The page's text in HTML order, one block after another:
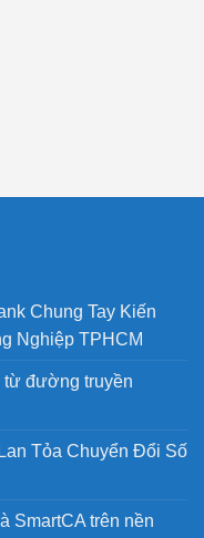
Chung Tay Kiến
Nghiệp TPHCM
từ đường truyền
Tỏa Chuyển Đổi Số
SmartCA trên nền